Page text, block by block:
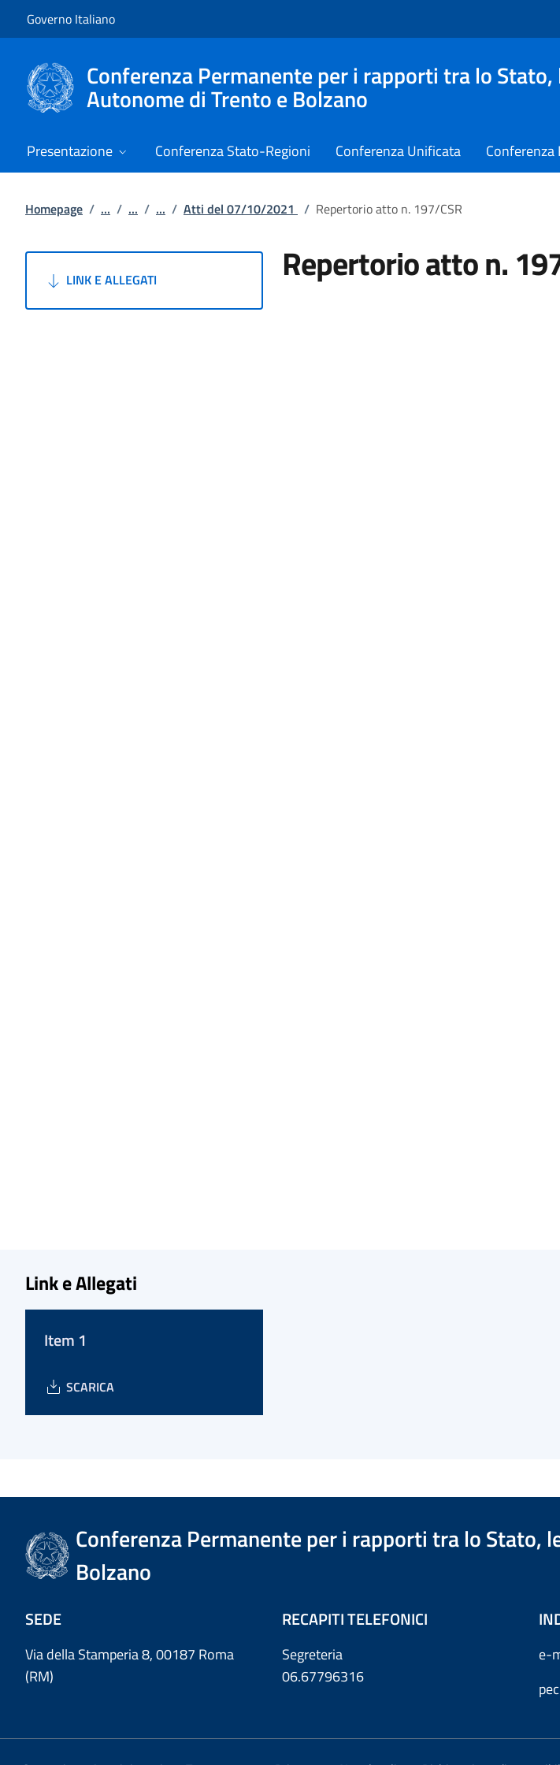
Governo Italiano
Conferenza Permanente per i rapporti tra lo
Autonome di Trento e Bolzano
Presentazione Conferenza Stato-Regioni Conferenza Unificata Conferenza
Homepage / ... / ... / ... / Atti del 07/10/2021 / Repertorio atto n. 197/CSR
LINK E ALLEGATI Repertorio atto n.
Link e Allegati
Item 1
SCARICA
Conferenza Permanente per i rapporti tra lo Stato,
Bolzano
SEDE
Via della Stamperia 8, 00187 Roma
(RM)
RECAPITI TELEFONICI
Segreteria
06.67796316
e-
pec